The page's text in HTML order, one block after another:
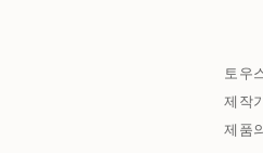
토우
제작
제품